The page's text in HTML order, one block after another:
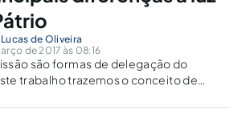
de Oliveira
de 2017 às 08:16
são formas de delegação do
trabalho trazemos o conceito de
de descentralização e do controle